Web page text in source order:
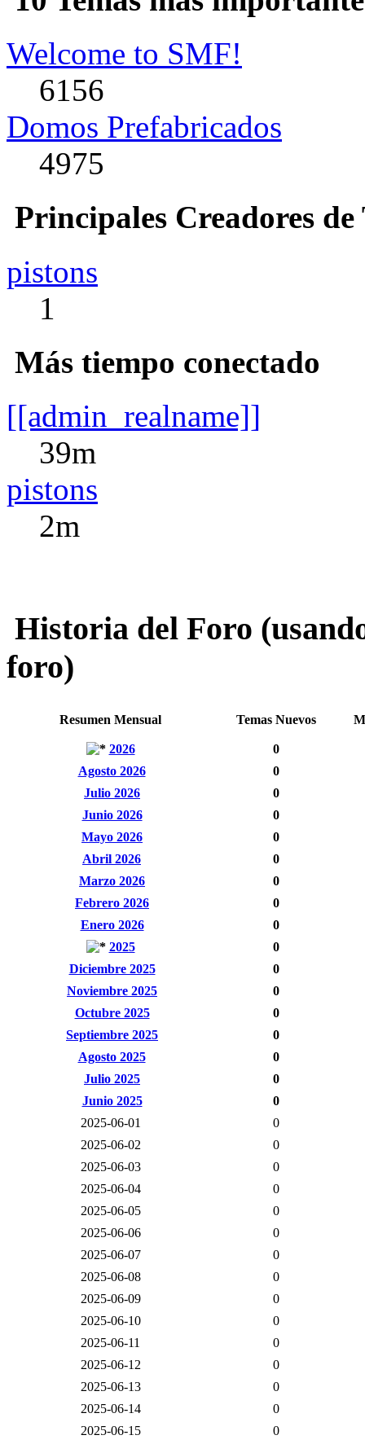
Welcome to SMF!
6156
Domos Prefabricados
4975
Principales Creadores de
pistons
1
Más tiempo conectado
[[admin_realname]]
39m
pistons
2m
Historia del Foro
foro)
Resumen Mensual Temas Nuevos
2026
0
Agosto 2026
0
Julio 2026
0
Junio 2026
0
Mayo 2026
0
Abril 2026
0
Marzo 2026
0
Febrero 2026
0
Enero 2026
0
2025
0
Diciembre 2025
0
Noviembre 2025
0
Octubre 2025
0
Septiembre 2025
0
Agosto 2025
0
Julio 2025
0
Junio 2025
0
2025-06-01
0
2025-06-02
0
2025-06-03
0
2025-06-04
0
2025-06-05
0
2025-06-06
0
2025-06-07
0
2025-06-08
0
2025-06-09
0
2025-06-10
0
2025-06-11
0
2025-06-12
0
2025-06-13
0
2025-06-14
0
2025-06-15
0